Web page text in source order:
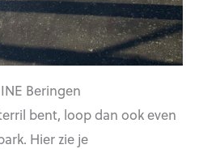
Beringen
bent, loop dan ook even
Hier zie je